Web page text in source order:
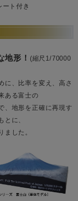
ト付き
地形！ (縮尺1/70000
比率を変え、高さ
ある富士の
形を正確に再現す
とに、
した。